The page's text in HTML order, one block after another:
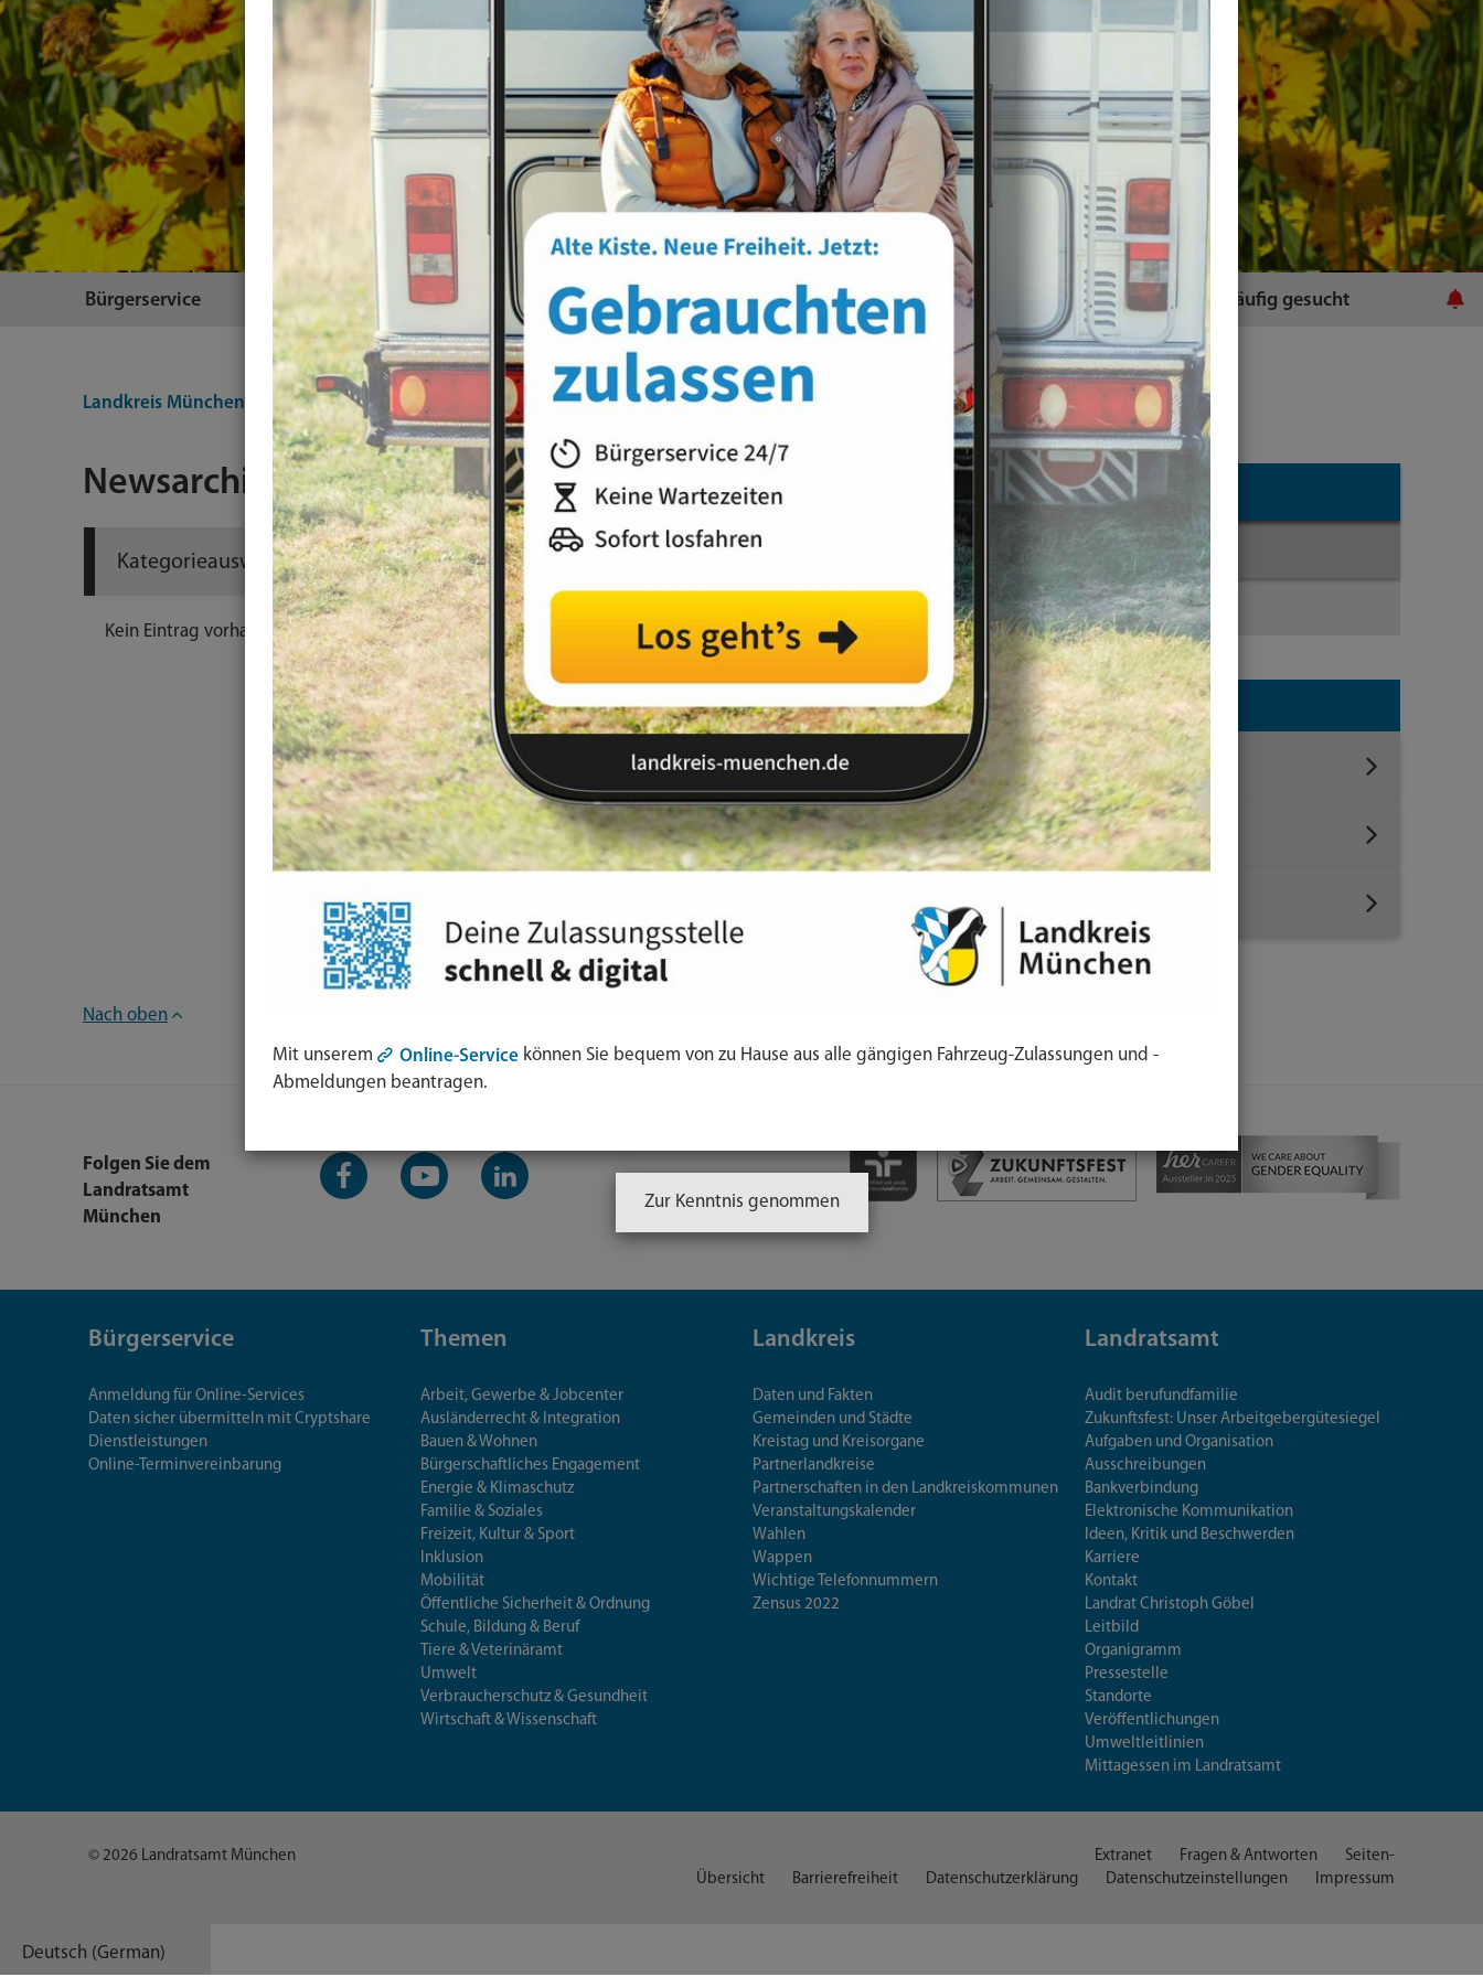
Bürgerservice Themen Landkreis Landratsamt Häufig gesucht
Landkreis München Integration-Testing News-Liste News-Archiv
Newsarchiv
Kategorieauswahl
Kein Eintrag vorhanden.
Plugins
News-Detail
Jahresauswahl
2026
2025
Nach oben
Folgen Sie dem
Landratsamt
München
Facebook-
Seite
YouTube-
Kanal
LinkedIn-
Kanal
Bürgerservice
Anmeldung für Online-Services
Daten sicher übermitteln mit Cryptshare
Dienstleistungen
Online-Terminvereinbarung
Themen
Arbeit, Gewerbe & Jobcenter
Ausländerrecht & Integration
Bauen & Wohnen
Bürgerschaftliches Engagement
Energie & Klimaschutz
Familie & Soziales
Freizeit, Kultur & Sport
Inklusion
Mobilität
Öffentliche Sicherheit & Ordnung
Schule, Bildung & Beruf
Tiere & Veterinäramt
Umwelt
Verbraucherschutz & Gesundheit
Wirtschaft & Wissenschaft
Landkreis
Daten und Fakten
Gemeinden und Städte
Kreistag und Kreisorgane
Partnerlandkreise
Partnerschaften in den Landkreiskommunen
Veranstaltungskalender
Wahlen
Wappen
Wichtige Telefonnummern
Zensus 2022
Landratsamt
Audit berufundfamilie
Zukunftsfest: Unser Arbeitgebergütesiegel
Aufgaben und Organisation
Ausschreibungen
Bankverbindung
Elektronische Kommunikation
Ideen, Kritik und Beschwerden
Karriere
Kontakt
Landrat Christoph Göbel
Leitbild
Organigramm
Pressestelle
Standorte
Veröffentlichungen
Umweltleitlinien
Mittagessen im Landratsamt
© 2026 Landratsamt München Extranet Fragen & Antworten
Seiten-
Übersicht
Barrierefreiheit Datenschutzerklärung Datenschutzeinstellungen Impressum
Mit unserem Online-Service können Sie bequem von zu Hause aus alle gängigen Fahrzeug-Zulassungen und -
Abmeldungen beantragen.
Zur Kenntnis genommen
Deutsch (German)